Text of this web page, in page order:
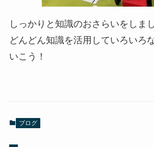
しっかりと知識のおさらいをしま
どんどん知識を活用していろいろ
いこう！
ブログ